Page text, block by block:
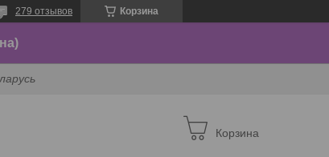
Корзина
279 отзывов
Корзина